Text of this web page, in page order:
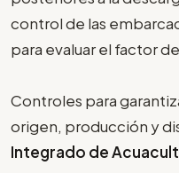
control de las
para evaluar el factor
Controles para
origen, producción y
Integrado de